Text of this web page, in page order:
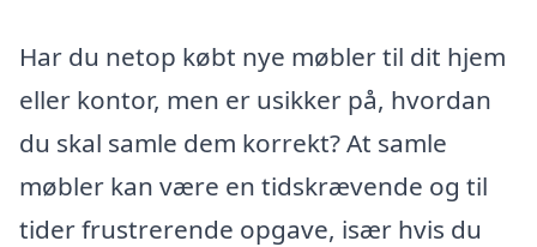
Har du netop købt nye møbler til dit hjem
eller kontor, men er usikker på, hvordan
du skal samle dem korrekt? At samle
møbler kan være en tidskrævende og til
tider frustrerende opgave, især hvis du